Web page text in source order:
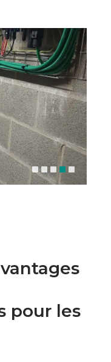
pour les